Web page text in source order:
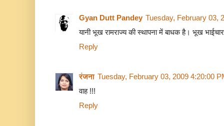
Gyan Dutt Pandey Tuesday, February 03,
यानी भूख रामराज्य की स्थापना में बाधक है। भूख
Reply
रंजना Tuesday, February 03, 2009 4:20:00
वाह !!!
Reply